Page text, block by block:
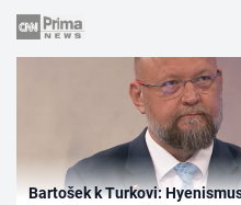
Bartošek k Turkovi: